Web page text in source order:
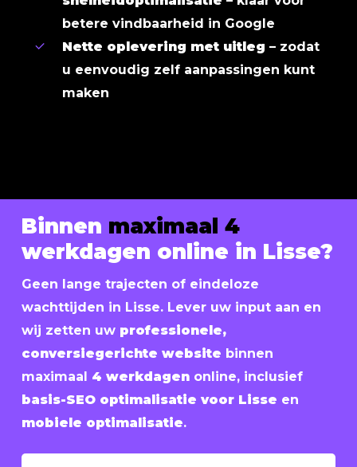
betere vindbaarheid in Google
Nette oplevering met uitleg – zodat
u eenvoudig zelf aanpassingen kunt
maken
Binnen maximaal 4
werkdagen online in Lisse?
Geen lange trajecten of eindeloze
wachttijden in Lisse. Lever uw input aan en
wij zetten uw professionele,
conversiegerichte website binnen
maximaal 4 werkdagenonline, inclusief
basis-SEO optimalisatie voor Lisse en
mobiele optimalisatie.